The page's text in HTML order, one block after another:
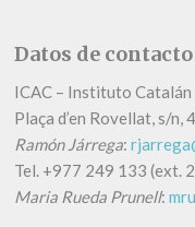
Datos de contacto
ICAC – Instituto
Plaça d’en Rovellat, s/n,
Ramón Járrega:
Tel. +977 249 133 (ext.
Maria Rueda Prunell: